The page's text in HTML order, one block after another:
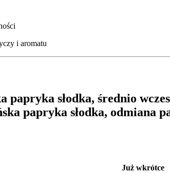
i aromatu
papryka słodka, średnio
papryka słodka, odmiana
Już wkrótce